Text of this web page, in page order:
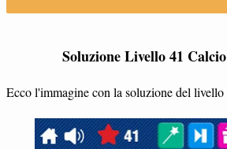
Soluzione Livello 41
Ecco l'immagine con la soluzione del